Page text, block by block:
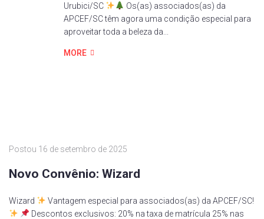
Urubici/SC
Os(as) associados(as) da
APCEF/SC têm agora uma condição especial para
aproveitar toda a beleza da...
MORE
Postou 16 de setembro de 2025
Novo Convênio: Wizard
Wizard
Vantagem especial para associados(as) da APCEF/SC!
Descontos exclusivos: 20% na taxa de matrícula 25% nas